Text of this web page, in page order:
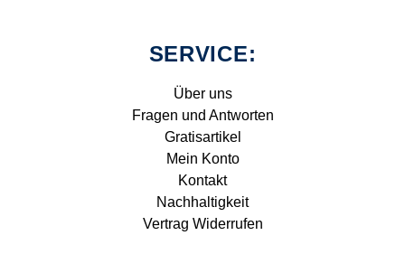
SERVICE:
Über uns
Fragen und Antworten
Gratisartikel
Mein Konto
Kontakt
Nachhaltigkeit
Vertrag Widerrufen